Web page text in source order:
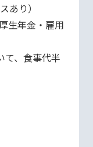
あり）
生年金・雇用
て、食事代半